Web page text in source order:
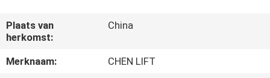
FABRIEKSTOCHT
Plaats van
herkomst:
China
Merknaam:
CHEN LIFT